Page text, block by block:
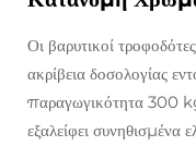
Οι βαρυτικοί
ακρίβεια δοσολογίας
παραγωγικότητα 300
εξαλείφει